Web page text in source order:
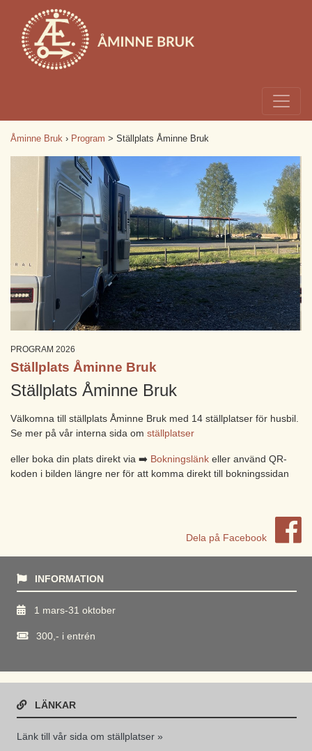
Åminne Bruk › Program > Ställplats Åminne Bruk
PROGRAM 2026
Ställplats Åminne Bruk
Ställplats Åminne Bruk
Välkomna till ställplats Åminne Bruk med 14 ställplatser för husbil.
Se mer på vår interna sida om ställplatser
eller boka din plats direkt via ➡️ Bokningslänk eller använd QR-
koden i bilden längre ner för att komma direkt till bokningssidan
Dela på Facebook
INFORMATION
1 mars-31 oktober
300,- i entrén
LÄNKAR
Länk till vår sida om ställplatser »